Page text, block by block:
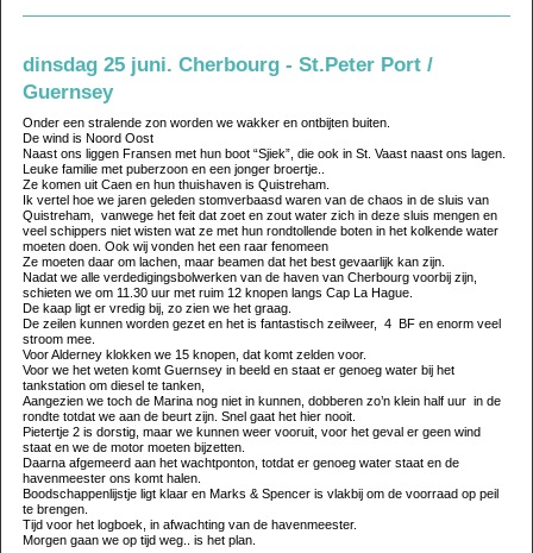
dinsdag 25 juni. Cherbourg - St.Peter Port /
Guernsey
Onder een stralende zon worden we wakker en ontbijten buiten.
De wind is Noord Oost
Naast ons liggen Fransen met hun boot “Sjiek”, die ook in St. Vaast naast ons lagen.
Leuke familie met puberzoon en een jonger broertje..
Ze komen uit Caen en hun thuishaven is Quistreham.
Ik vertel hoe we jaren geleden stomverbaasd waren van de chaos in de sluis van
Quistreham,
vanwege het feit dat zoet en zout water zich in deze sluis mengen en
veel schippers niet wisten wat ze met hun rondtollende boten in het kolkende water
moeten doen. Ook wij vonden het een raar fenomeen
Ze moeten daar om lachen, maar beamen dat het best gevaarlijk kan zijn.
Nadat we alle verdedigingsbolwerken van de haven van Cherbourg voorbij zijn,
schieten we om 11.30 uur met ruim 12 knopen langs Cap La Hague.
De kaap ligt er vredig bij, zo zien we het graag.
De zeilen kunnen worden gezet en het is fantastisch zeilweer,
4 BF en enorm veel
stroom mee.
Voor Alderney klokken we 15 knopen, dat komt zelden voor.
Voor we het weten komt Guernsey in beeld en staat er genoeg water bij het
tankstation om diesel te tanken,
Aangezien we toch de Marina nog niet in kunnen, dobberen zo’n klein half uur in de
rondte totdat we aan de beurt zijn. Snel gaat het hier nooit.
Pietertje 2 is dorstig, maar we kunnen weer vooruit, voor het geval er geen wind
staat en we de motor moeten bijzetten.
Daarna afgemeerd aan het wachtponton, totdat er genoeg water staat en de
havenmeester ons komt halen.
Boodschappenlijstje ligt klaar en Marks & Spencer is vlakbij om de voorraad op peil
te brengen.
Tijd voor het logboek, in afwachting van de havenmeester.
Morgen gaan we op tijd weg.. is het plan.